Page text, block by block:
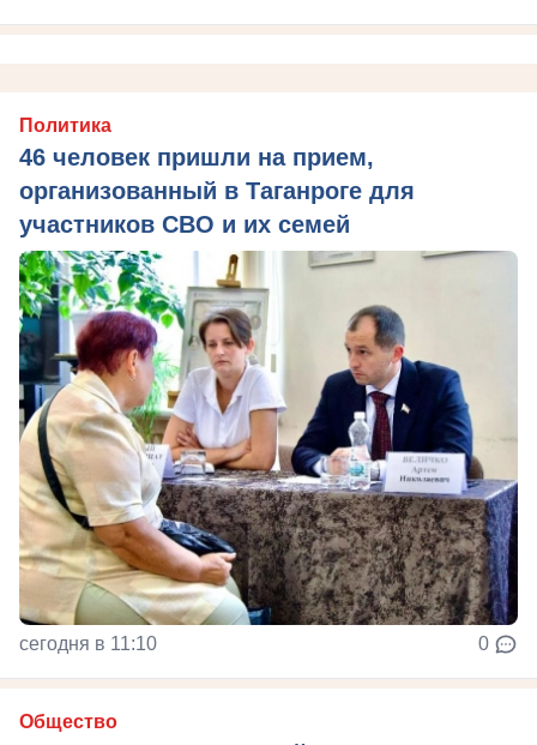
Политика
46 человек пришли на прием,
организованный в Таганроге для
участников СВО и их семей
сегодня в 11:10 0
Общество